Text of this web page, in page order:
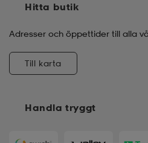
Handla tryggt
Hitta butik
Adresser och öppettider till alla
Till karta